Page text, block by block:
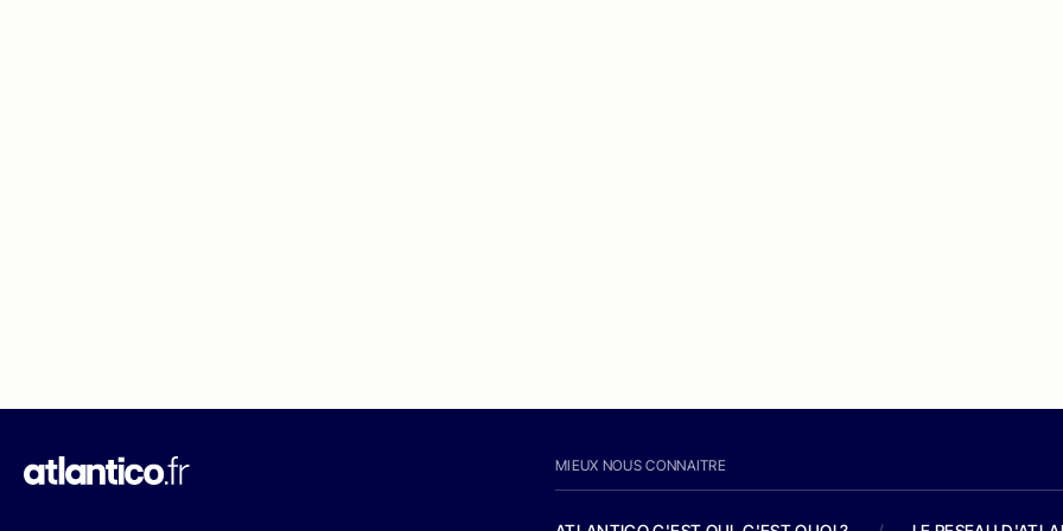
MIEUX NOUS CONNAITRE